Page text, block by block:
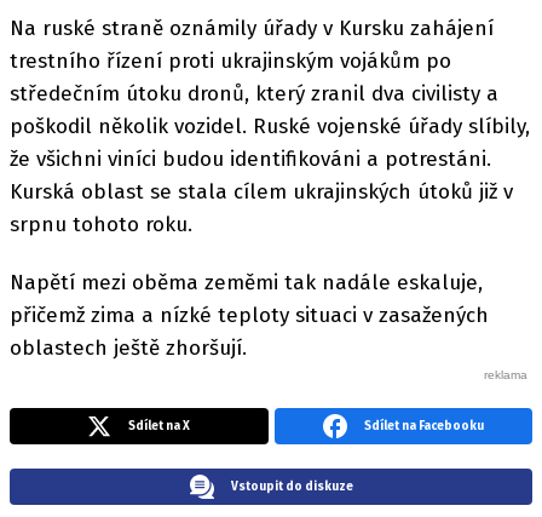
Na ruské straně oznámily úřady v Kursku zahájení
trestního řízení proti ukrajinským vojákům po
středečním útoku dronů, který zranil dva civilisty a
poškodil několik vozidel. Ruské vojenské úřady slíbily,
že všichni viníci budou identifikováni a potrestáni.
Kurská oblast se stala cílem ukrajinských útoků již v
srpnu tohoto roku.
Napětí mezi oběma zeměmi tak nadále eskaluje,
přičemž zima a nízké teploty situaci v zasažených
oblastech ještě zhoršují.
Sdílet na X Sdílet na Facebooku
Vstoupit do diskuze